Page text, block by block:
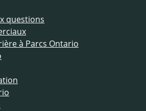
questions
à Parcs Ontario